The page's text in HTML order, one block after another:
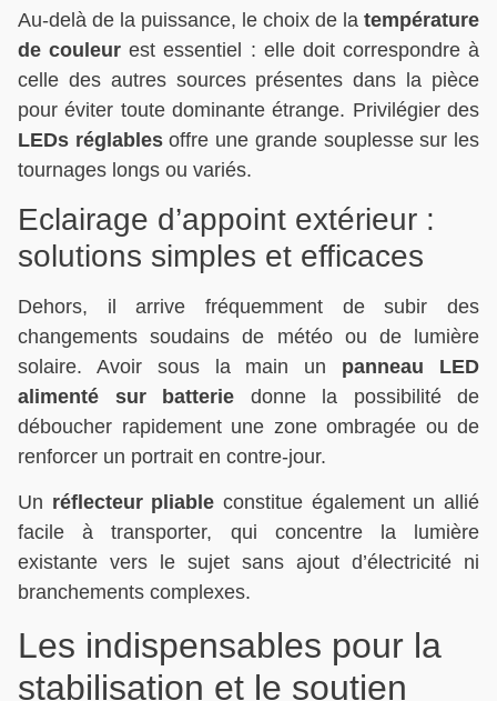
Au-delà de la puissance, le choix de la température
de couleur est essentiel : elle doit correspondre à
celle des autres sources présentes dans la pièce
pour éviter toute dominante étrange. Privilégier des
LEDs réglablesoffre une grande souplesse sur les
tournages longs ou variés.
Eclairage d’appoint extérieur :
solutions simples et efficaces
Dehors, il arrive fréquemment de subir des
changements soudains de météo ou de lumière
solaire. Avoir sous la main un panneau LED
alimenté sur batterie donne la possibilité de
déboucher rapidement une zone ombragée ou de
renforcer un portrait en contre-jour.
Un réflecteur pliable constitue également un allié
facile à transporter, qui concentre la lumière
existante vers le sujet sans ajout d’électricité ni
branchements complexes.
Les indispensables pour la
stabilisation et le soutien